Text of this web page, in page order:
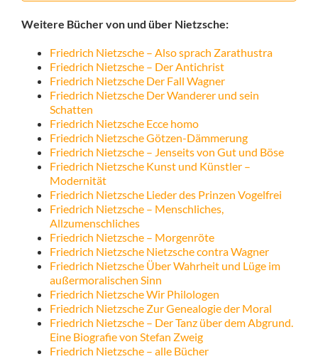
Weitere Bücher von und über Nietzsche:
Friedrich Nietzsche – Also sprach Zarathustra
Friedrich Nietzsche – Der Antichrist
Friedrich Nietzsche Der Fall Wagner
Friedrich Nietzsche Der Wanderer und sein
Schatten
Friedrich Nietzsche Ecce homo
Friedrich Nietzsche Götzen-Dämmerung
Friedrich Nietzsche – Jenseits von Gut und Böse
Friedrich Nietzsche Kunst und Künstler –
Modernität
Friedrich Nietzsche Lieder des Prinzen Vogelfrei
Friedrich Nietzsche – Menschliches,
Allzumenschliches
Friedrich Nietzsche – Morgenröte
Friedrich Nietzsche Nietzsche contra Wagner
Friedrich Nietzsche Über Wahrheit und Lüge im
außermoralischen Sinn
Friedrich Nietzsche Wir Philologen
Friedrich Nietzsche Zur Genealogie der Moral
Friedrich Nietzsche – Der Tanz über dem Abgrund.
Eine Biografie von Stefan Zweig
Friedrich Nietzsche – alle Bücher